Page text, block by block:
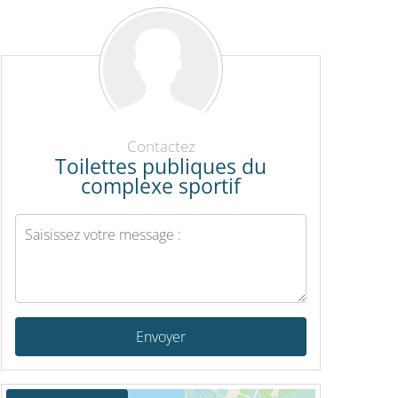
Contactez
Toilettes publiques du
complexe sportif
Envoyer